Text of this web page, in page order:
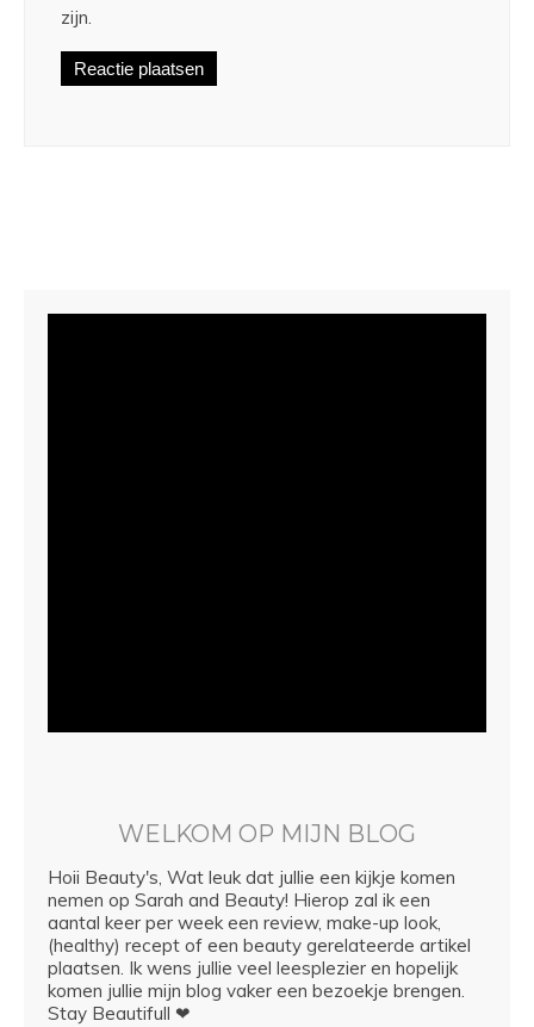
zijn.
WELKOM OP MIJN BLOG
Hoii Beauty's, Wat leuk dat jullie een kijkje komen
nemen op Sarah and Beauty! Hierop zal ik een
aantal keer per week een review, make-up look,
(healthy) recept of een beauty gerelateerde artikel
plaatsen. Ik wens jullie veel leesplezier en hopelijk
komen jullie mijn blog vaker een bezoekje brengen.
Stay Beautifull ❤